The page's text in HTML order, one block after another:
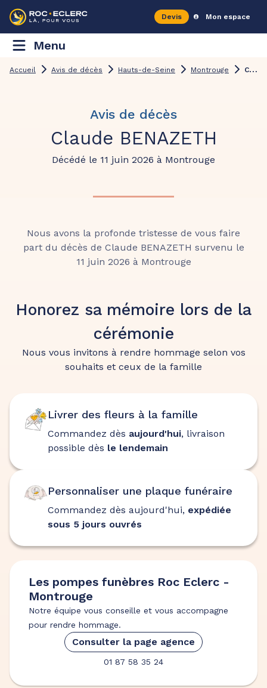
Devis Mon espace
Menu
Accueil Avis de décès Hauts-de-Seine Montrouge C
laude BENAZETH
Avis de décès
Claude BENAZETH
Décédé le 11 juin 2026 à Montrouge
Nous avons la profonde tristesse de vous faire
part du décès de Claude BENAZETH survenu le
11 juin 2026 à Montrouge
Honorez sa mémoire lors de la
cérémonie
Nous vous invitons à rendre hommage selon vos
souhaits et ceux de la famille
Livrer des fleurs à la famille
Commandez dès aujourd'hui, livraison
possible dès le lendemain
Personnaliser une plaque funéraire
Commandez dès aujourd'hui, expédiée
sous 5 jours ouvrés
Les pompes funèbres Roc Eclerc -
Montrouge
Notre équipe vous conseille et vous accompagne
pour rendre hommage.
Consulter la page agence
01 87 58 35 24